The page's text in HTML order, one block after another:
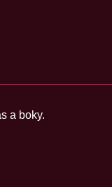
a boky.